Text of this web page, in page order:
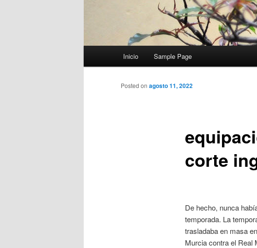
Inicio Sample Page
corte
Posted on agosto 11, 2022
De hecho, nunca
temporada. La
trasladaba en masa
Murcia contra el Real